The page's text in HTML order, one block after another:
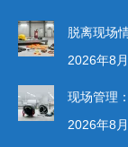
脱离现场
2026年8
现场管理
2026年8